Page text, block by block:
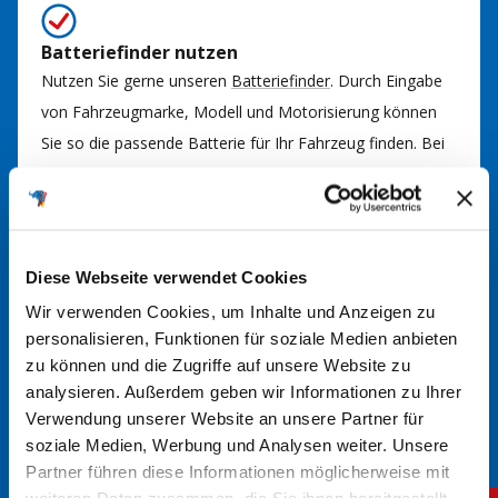
Diese Webseite verwendet Cookies
Wir verwenden Cookies, um Inhalte und Anzeigen zu
personalisieren, Funktionen für soziale Medien anbieten
zu können und die Zugriffe auf unsere Website zu
analysieren. Außerdem geben wir Informationen zu Ihrer
Verwendung unserer Website an unsere Partner für
soziale Medien, Werbung und Analysen weiter. Unsere
Partner führen diese Informationen möglicherweise mit
Batteriefinder nutzen
Nutzen Sie gerne unseren Batteriefinder. Durch Eingabe
von Fahrzeugmarke, Modell und Motorisierung können
Sie so die passende Batterie für Ihr Fahrzeug finden. Bei
Im Handbuch nachsehen
In der Regel finden Sie im Handbuch Ihres Fahrzeugs
Informationen über den richtigen Batterietyp. Hier werden
die erforderlichen Spezifikationen und Größen angegeben.